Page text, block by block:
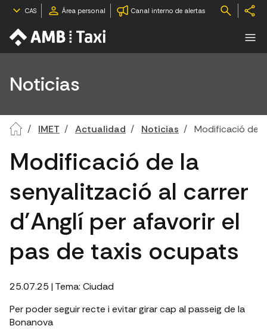
CAS Área personal Canal interno de alertas
Noticias
IMET Actualidad Noticias Modificació de
Modificació de la
senyalització al carrer
d’Anglí per afavorir el
pas de taxis ocupats
25.07.25 | Tema: Ciudad
Per poder seguir recte i evitar girar cap al passeig de la
Bonanova